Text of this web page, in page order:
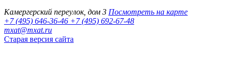
Камергерский переулок, дом 3 Посмотреть на карте
+7 (495) 646-36-46 +7 (495) 692-67-48‬
mxat@mxat.ru
Старая версия сайта